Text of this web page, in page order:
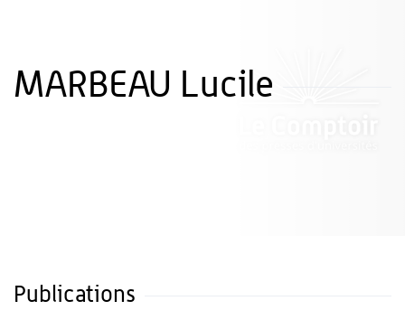
MARBEAU Lucile
Publications